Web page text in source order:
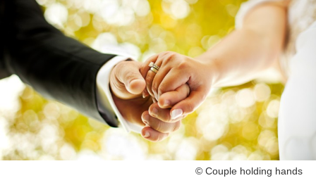
© Couple holding hands